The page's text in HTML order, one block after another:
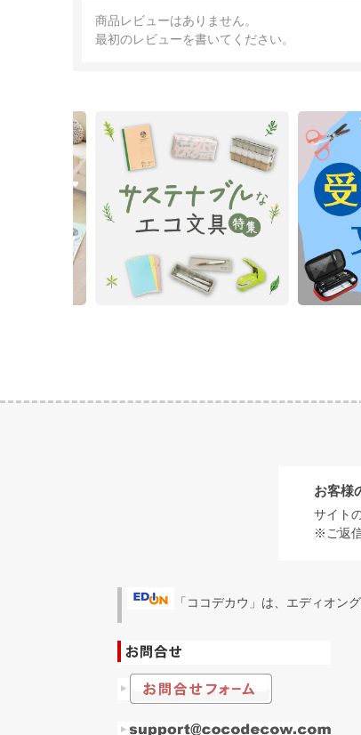
商品レビューはありません。
最初のレビューを書いてください。
お客様
サイト
※ご返
「ココデカウ」は、エディオン